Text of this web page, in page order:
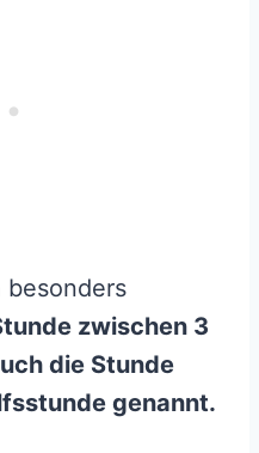
besonders
zwischen 3
die Stunde
genannt.